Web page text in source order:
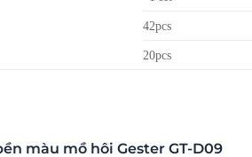
42pcs
20pcs
màu mồ hôi Gester GT-D09